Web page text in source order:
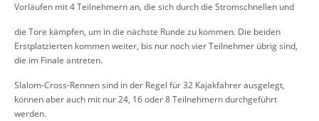
Vorläufen mit 4 Teilnehmern an, die sich durch die Stromschnellen und
die Tore kämpfen, um in die nächste Runde zu kommen. Die beiden
Erstplatzierten kommen weiter, bis nur noch vier Teilnehmer übrig sind,
die im Finale antreten.
Slalom-Cross-Rennen sind in der Regel für 32 Kajakfahrer ausgelegt,
können aber auch mit nur 24, 16 oder 8 Teilnehmern durchgeführt
werden.